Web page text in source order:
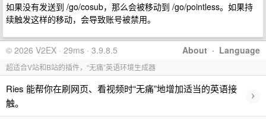
如果没有发送到 /go/cosub，那么会被移动到 /go/pointless。如果持
续触发这样的移动，会导致账号被禁用。
About · Language
© 2026 V2EX · 29ms · 3.9.8.5
超适合V站和B站的插件，“无痛”英语环境生成器
Ries 能帮你在刷网页、看视频时“无痛”地增加适当的英语接
触。
›